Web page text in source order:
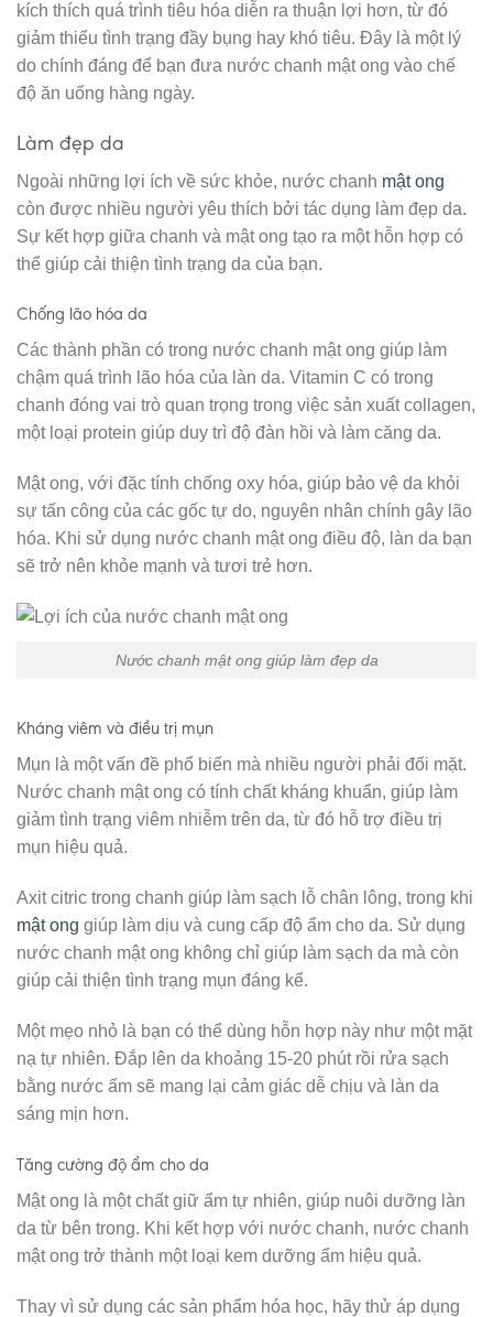
kích thích quá trình tiêu hóa diễn ra thuận lợi hơn, từ đó
giảm thiểu tình trạng đầy bụng hay khó tiêu. Đây là một lý
do chính đáng để bạn đưa nước chanh mật ong vào chế
độ ăn uống hàng ngày.
Làm đẹp da
Ngoài những lợi ích về sức khỏe, nước chanh mật ong
còn được nhiều người yêu thích bởi tác dụng làm đẹp da.
Sự kết hợp giữa chanh và mật ong tạo ra một hỗn hợp có
thể giúp cải thiện tình trạng da của bạn.
Chống lão hóa da
Các thành phần có trong nước chanh mật ong giúp làm
chậm quá trình lão hóa của làn da. Vitamin C có trong
chanh đóng vai trò quan trọng trong việc sản xuất collagen,
một loại protein giúp duy trì độ đàn hồi và làm căng da.
Mật ong, với đặc tính chống oxy hóa, giúp bảo vệ da khỏi
sự tấn công của các gốc tự do, nguyên nhân chính gây lão
hóa. Khi sử dụng nước chanh mật ong điều độ, làn da bạn
sẽ trở nên khỏe mạnh và tươi trẻ hơn.
Nước chanh mật ong giúp làm đẹp da
Kháng viêm và điều trị mụn
Mụn là một vấn đề phổ biến mà nhiều người phải đối mặt.
Nước chanh mật ong có tính chất kháng khuẩn, giúp làm
giảm tình trạng viêm nhiễm trên da, từ đó hỗ trợ điều trị
mụn hiệu quả.
Axit citric trong chanh giúp làm sạch lỗ chân lông, trong khi
mật ong giúp làm dịu và cung cấp độ ẩm cho da. Sử dụng
nước chanh mật ong không chỉ giúp làm sạch da mà còn
giúp cải thiện tình trạng mụn đáng kể.
Một mẹo nhỏ là bạn có thể dùng hỗn hợp này như một mặt
nạ tự nhiên. Đắp lên da khoảng 15-20 phút rồi rửa sạch
bằng nước ấm sẽ mang lại cảm giác dễ chịu và làn da
sáng mịn hơn.
Tăng cường độ ẩm cho da
Mật ong là một chất giữ ẩm tự nhiên, giúp nuôi dưỡng làn
da từ bên trong. Khi kết hợp với nước chanh, nước chanh
mật ong trở thành một loại kem dưỡng ẩm hiệu quả.
Thay vì sử dụng các sản phẩm hóa học, hãy thử áp dụng